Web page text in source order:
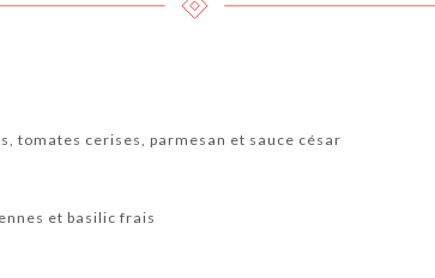
tomates cerises, parmesan et sauce césar
et basilic frais